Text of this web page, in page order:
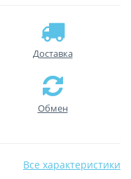
Доставка
Обмен
Все характеристики